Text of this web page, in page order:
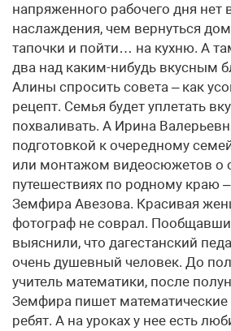
напряженного рабочего дня нет
наслаждения, чем вернуться
тапочки и пойти… на кухню. А
два над каким-нибудь вкусным
Алины спросить совета – как
рецепт. Семья будет уплетать
похваливать. А Ирина
подготовкой к очередному
или монтажом видеосюжетов о
путешествиях по родному краю
Земфира Авезова. Красивая
фотограф не соврал.
выяснили, что дагестанский
очень душевный человек. До
учитель математики, после
Земфира пишет математические
ребят. А на уроках у нее есть